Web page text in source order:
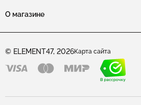
О магазине
© ELEMENT47, 2026Карта сайта